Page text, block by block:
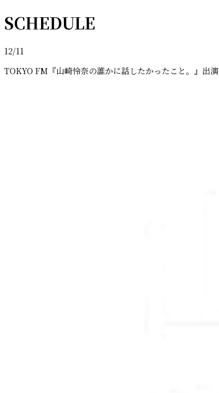
SCHEDULE
12/11
TOKYO FM『山崎怜奈の誰かに話したかったこと。』出演